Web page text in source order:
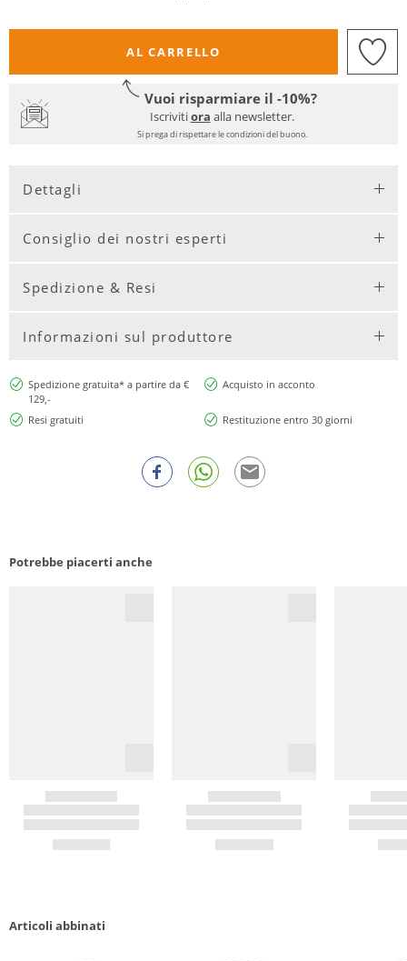
AL CARRELLO
Vuoi risparmiare il -10%?
Iscrivitiora alla newsletter.
Si prega di rispettare le condizioni del buono.
Dettagli
Consiglio dei nostri esperti
Spedizione & Resi
Informazioni sul produttore
Spedizione gratuita* a partire da €
129,-
Acquisto in acconto
Resi gratuiti Restituzione entro 30 giorni
Potrebbe piacerti anche
Articoli abbinati